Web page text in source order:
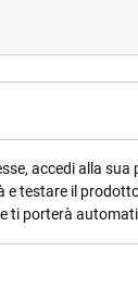
accedi alla
e testare il
ti porterà